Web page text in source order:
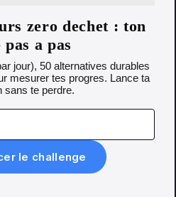
zero dechet : ton
pas a pas
jour), 50 alternatives durables
mesurer tes progres. Lance ta
sans te perdre.
le challenge